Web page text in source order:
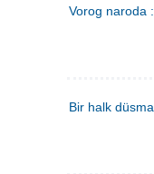
Vorog naroda
Bir halk